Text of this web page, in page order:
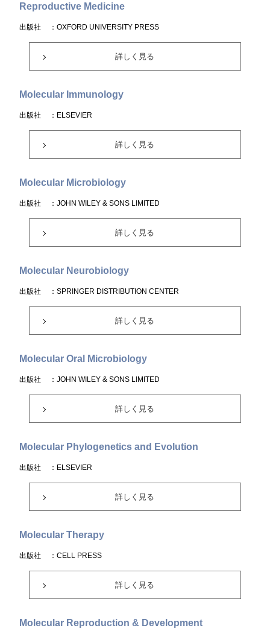
Reproductive Medicine
出版社 ：OXFORD UNIVERSITY PRESS
詳しく見る
Molecular Immunology
出版社 ：ELSEVIER
詳しく見る
Molecular Microbiology
出版社 ：JOHN WILEY & SONS LIMITED
詳しく見る
Molecular Neurobiology
出版社 ：SPRINGER DISTRIBUTION CENTER
詳しく見る
Molecular Oral Microbiology
出版社 ：JOHN WILEY & SONS LIMITED
詳しく見る
Molecular Phylogenetics and Evolution
出版社 ：ELSEVIER
詳しく見る
Molecular Therapy
出版社 ：CELL PRESS
詳しく見る
Molecular Reproduction & Development